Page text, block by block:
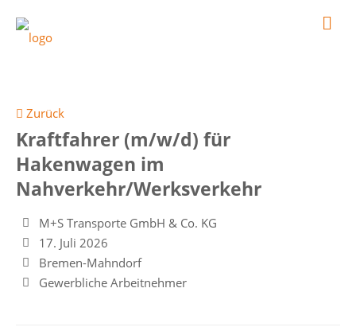
Zurück
Kraftfahrer (m/w/d) für
Hakenwagen im
Nahverkehr/Werksverkehr
M+S Transporte GmbH & Co. KG
17. Juli 2026
Bremen-Mahndorf
Gewerbliche Arbeitnehmer